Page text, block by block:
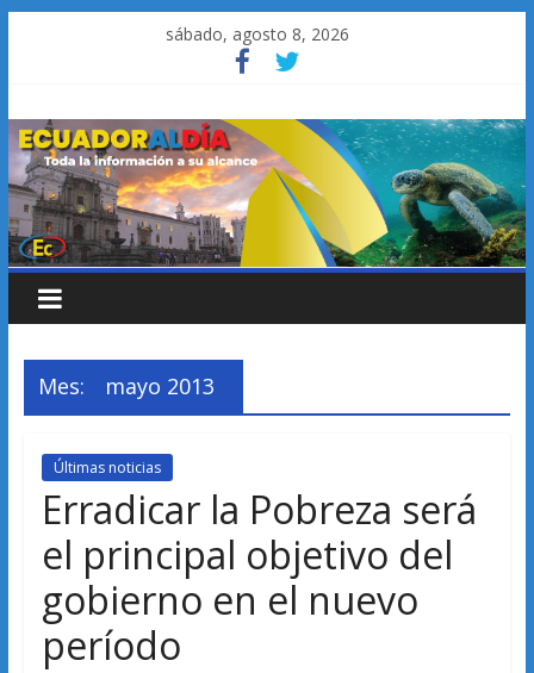
sábado, agosto 8, 2026
Mes: mayo 2013
Últimas noticias
Erradicar la Pobreza será
el principal objetivo del
gobierno en el nuevo
período